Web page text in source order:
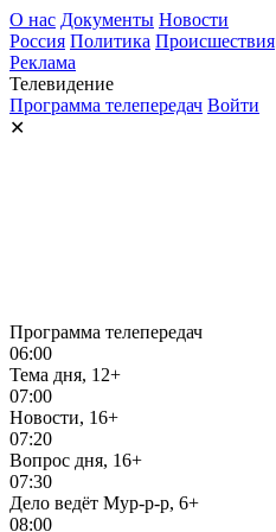
О нас Документы Новости
Россия Политика Происшествия
Реклама
Телевидение
Программа телепередач Войти
✕
Программа телепередач
06:00
Тема дня, 12+
07:00
Новости, 16+
07:20
Вопрос дня, 16+
07:30
Дело ведёт Мур-р-р, 6+
08:00